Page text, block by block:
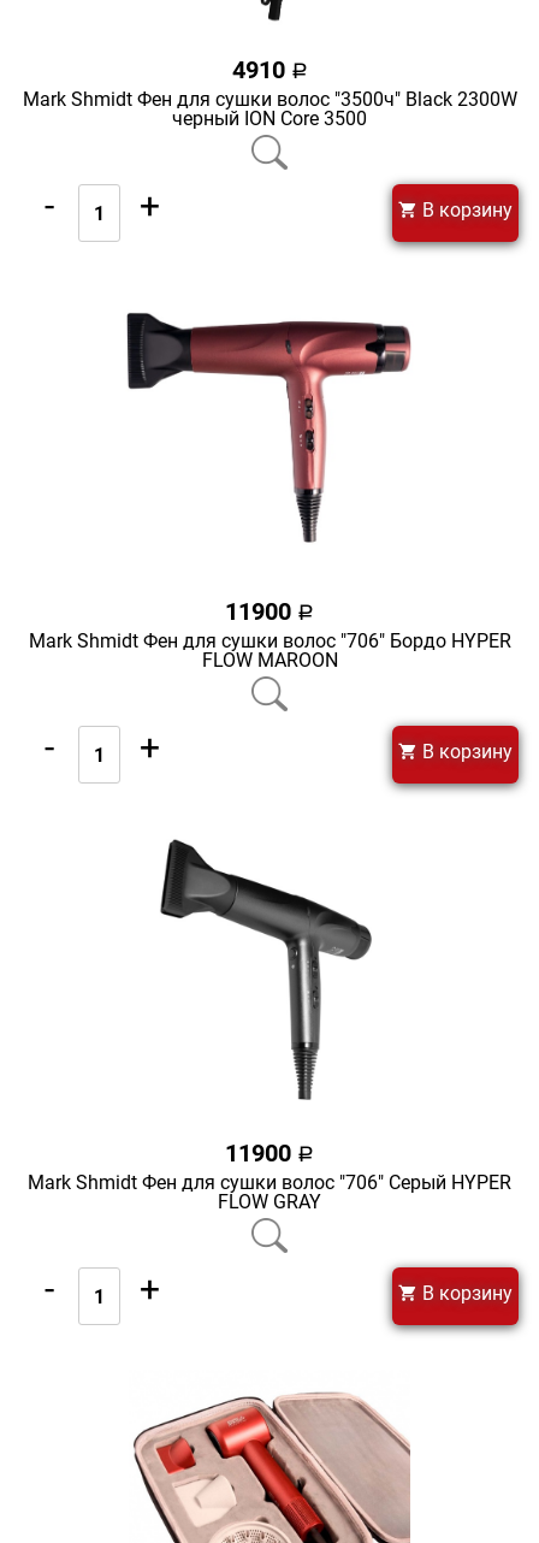
4910 a
Mark Shmidt Фен для сушки волос "3500ч" Black 2300W
черный ION Core 3500
- + В корзину
11900 a
Mark Shmidt Фен для сушки волос "706" Бордо HYPER
FLOW MAROON
- + В корзину
11900 a
Mark Shmidt Фен для сушки волос "706" Серый HYPER
FLOW GRAY
- + В корзину